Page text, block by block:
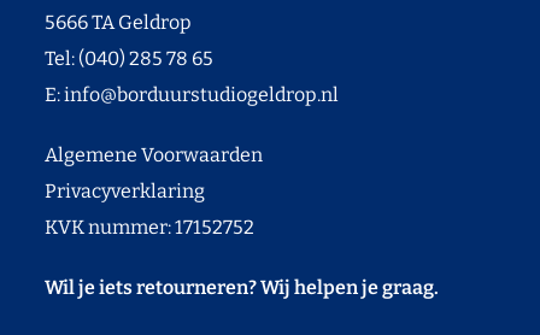
5666 TA Geldrop
Tel: (040) 285 78 65
E:info@borduurstudiogeldrop.nl
Algemene Voorwaarden
Privacyverklaring
KVK nummer: 17152752
Wil je iets retourneren? Wij helpen je graag.